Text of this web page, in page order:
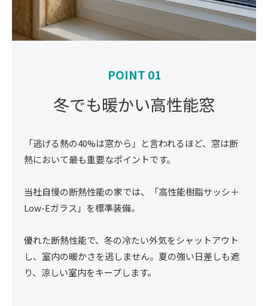
POINT 01
冬でも暖かい高性能窓
「逃げる熱の40%は窓から」と言われるほど、窓は断
熱において最も重要なポイントです。
当社自慢の断熱性能の家では、「高性能樹脂サッシ＋
Low-Eガラス」を標準装備。
優れた断熱性能で、冬の冷たい外気をシャットアウト
し、室内の暖かさを逃しません。夏の強い日差しも遮
り、涼しい室内をキープします。